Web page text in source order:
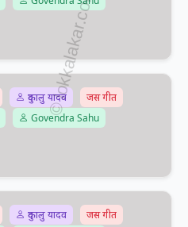
दुकालु यादव
जस गीत
Govendra Sahu
दुकालु यादव
जस गीत